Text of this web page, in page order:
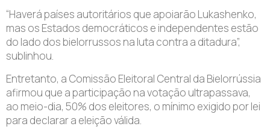
“Haverá países autoritários que apoiarão Lukashenko,
mas os Estados democráticos e independentes estão
do lado dos bielorrussos na luta contra a ditadura”,
sublinhou.
Entretanto, a Comissão Eleitoral Central da Bielorrússia
afirmou que a participação na votação ultrapassava,
ao meio-dia, 50% dos eleitores, o mínimo exigido por lei
para declarar a eleição válida.